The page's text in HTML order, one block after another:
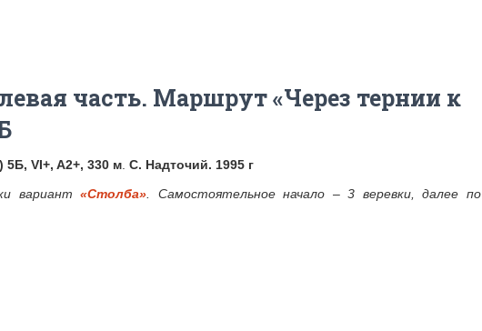
часть. Маршрут «Через тернии к
5Б, VI+, A2+, 330 м С. Надточий. 1995 г
вариант«Столба» . Самостоятельное начало – 3 веревки, далее по